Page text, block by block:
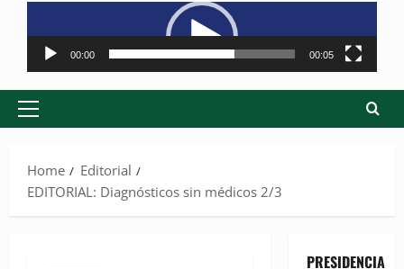
Reproductor
de
vídeo
00:00 00:05
Primary
Home
Editorial
EDITORIAL: Diagnósticos sin médicos 2/3
PRESIDENCIA